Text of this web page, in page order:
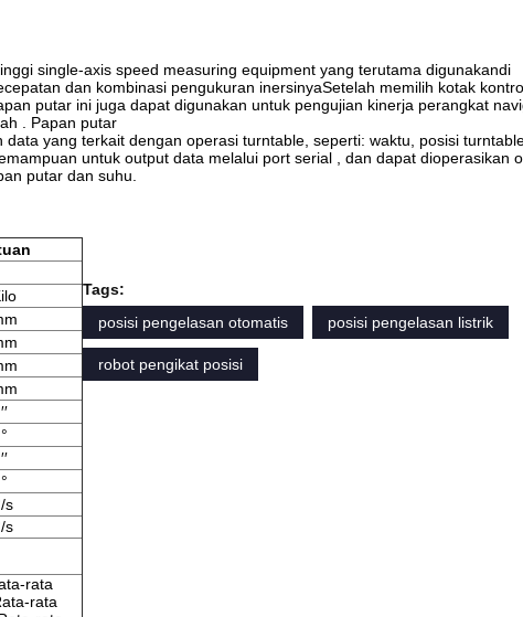
single-axis speed measuring equipment yang terutama digunakandi
dan kombinasi pengukuran inersinyaSetelah memilih kotak
putar ini juga dapat digunakan untuk pengujian kinerja perangkat
. Papan putar
yang terkait dengan operasi turntable, seperti: waktu, posisi
untuk output data melalui port serial , dan dapat dioperasikan
putar dan suhu.
′′
°
′′
°
s
s
rata
rata
Tags:
posisi pengelasan otomatis
posisi pengelasan listrik
robot pengikat posisi